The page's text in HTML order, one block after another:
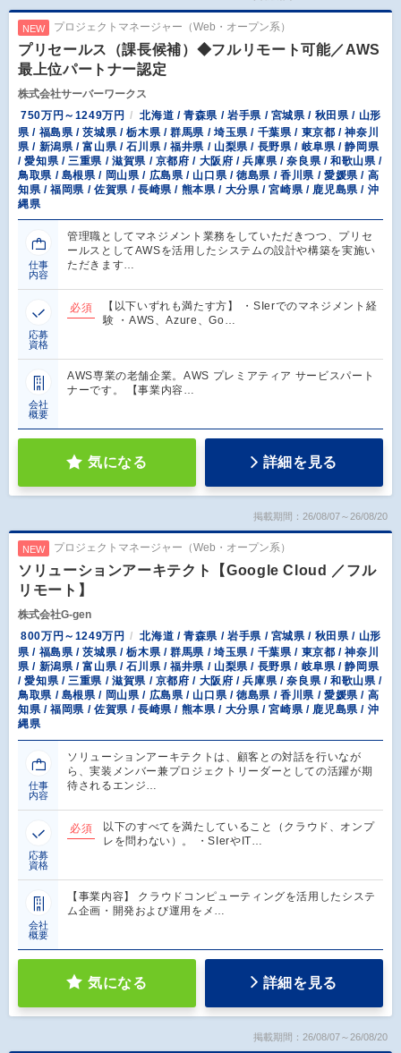
NEW プロジェクトマネージャー（Web・オープン系）
プリセールス（課長候補）◆フルリモート可能／AWS
最上位パートナー認定
株式会社サーバーワークス
750万円～1249万円
北海道 / 青森県 / 岩手県 / 宮城県 / 秋田県 / 山形
県 / 福島県 / 茨城県 / 栃木県 / 群馬県 / 埼玉県 / 千葉県 / 東京都 / 神奈川
県 / 新潟県 / 富山県 / 石川県 / 福井県 / 山梨県 / 長野県 / 岐阜県 / 静岡県
/ 愛知県 / 三重県 / 滋賀県 / 京都府 / 大阪府 / 兵庫県 / 奈良県 / 和歌山県 /
鳥取県 / 島根県 / 岡山県 / 広島県 / 山口県 / 徳島県 / 香川県 / 愛媛県 / 高
知県 / 福岡県 / 佐賀県 / 長崎県 / 熊本県 / 大分県 / 宮崎県 / 鹿児島県 / 沖
縄県
仕事
内容
管理職としてマネジメント業務をしていただきつつ、プリセ
ールスとしてAWSを活用したシステムの設計や構築を実施い
ただきます…
応募
資格
必須
【以下いずれも満たす方】 ・SIerでのマネジメント経
験 ・AWS、Azure、Go…
会社
概要
AWS専業の老舗企業。AWS プレミアティア サービスパート
ナーです。 【事業内容…
気になる 詳細を見る
掲載期間：26/08/07～26/08/20
NEW プロジェクトマネージャー（Web・オープン系）
ソリューションアーキテクト【Google Cloud ／フル
リモート】
株式会社G-gen
800万円～1249万円
北海道 / 青森県 / 岩手県 / 宮城県 / 秋田県 / 山形
県 / 福島県 / 茨城県 / 栃木県 / 群馬県 / 埼玉県 / 千葉県 / 東京都 / 神奈川
県 / 新潟県 / 富山県 / 石川県 / 福井県 / 山梨県 / 長野県 / 岐阜県 / 静岡県
/ 愛知県 / 三重県 / 滋賀県 / 京都府 / 大阪府 / 兵庫県 / 奈良県 / 和歌山県 /
鳥取県 / 島根県 / 岡山県 / 広島県 / 山口県 / 徳島県 / 香川県 / 愛媛県 / 高
知県 / 福岡県 / 佐賀県 / 長崎県 / 熊本県 / 大分県 / 宮崎県 / 鹿児島県 / 沖
縄県
仕事
内容
ソリューションアーキテクトは、顧客との対話を行いなが
ら、実装メンバー兼プロジェクトリーダーとしての活躍が期
待されるエンジ…
応募
資格
必須
以下のすべてを満たしていること（クラウド、オンプ
レを問わない）。 ・SIerやIT…
会社
概要
【事業内容】 クラウドコンピューティングを活用したシステ
ム企画・開発および運用をメ…
気になる 詳細を見る
掲載期間：26/08/07～26/08/20